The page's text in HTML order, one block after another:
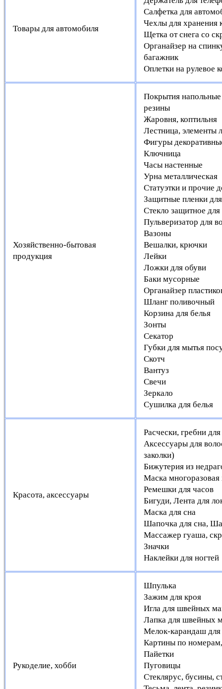
Товары для автомобиля
Салфетка для
Чехлы для хранения
Щетка от снега со
Органайзер на
багажник
Оплетки на рулевое
Хозяйственно-бытовая
продукция
Покрытия напольные
резины
Жаровня, коптильня
Лестница, элементы
Фигуры
Ключница
Часы настенные
Урна металлическая
Статуэтки и прочие
Защитные пленки
Стекло защитное
Пульверизатор для
Вазоны
Вешалки, крючки
Лейки
Ложки для обуви
Баки мусорные
Органайзер
Шланг поливочный
Корзина для белья
Зонты
Секатор
Губки для мытья
Скотч
Вантуз
Свечи
Зеркало
Сушилка для белья
Красота, аксессуары
Расчески, гребни
Аксессуары для
заколки)
Бижутерия из
Маска многоразовая
Ремешки для часов
Бигуди, Лента для
Маска для сна
Шапочка для сна,
Массажер гуаша,
Значки
Наклейки для ногтей
Рукоделие, хобби
Шпулька
Зажим для кроя
Игла для швейных
Лапка для швейных
Мелок-карандаш
Картины по
Пайетки
Пуговицы
Стеклярус, бусины,